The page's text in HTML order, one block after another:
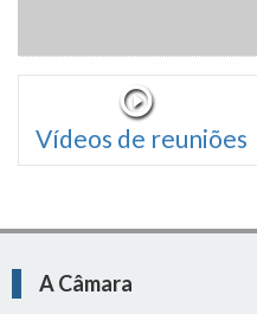
Vídeos de reuniões
A Câmara